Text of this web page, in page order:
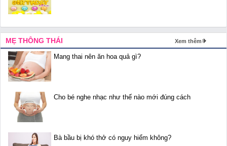
MẸ THÔNG THÁI Xem thêm
Mang thai nên ăn hoa quả gì?
Cho bé nghe nhạc như thế nào mới đúng cách
Bà bầu bị khó thở có nguy hiểm không?